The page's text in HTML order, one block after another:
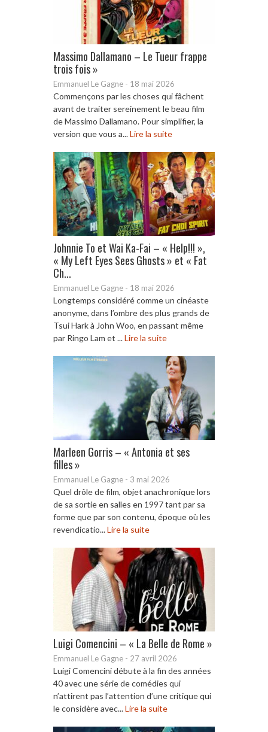
Massimo Dallamano – Le Tueur frappe
trois fois »
Emmanuel Le Gagne - 18 mai 2026
Commençons par les choses qui fâchent
avant de traiter sereinement le beau film
de Massimo Dallamano. Pour simplifier, la
version que vous a...Lire la suite
Johnnie To et Wai Ka-Fai – « Help!!! »,
« My Left Eyes Sees Ghosts » et « Fat
Ch...
Emmanuel Le Gagne - 18 mai 2026
Longtemps considéré comme un cinéaste
anonyme, dans l’ombre des plus grands de
Tsui Hark à John Woo, en passant même
par Ringo Lam et ...Lire la suite
Marleen Gorris – « Antonia et ses
filles »
Emmanuel Le Gagne - 3 mai 2026
Quel drôle de film, objet anachronique lors
de sa sortie en salles en 1997 tant par sa
forme que par son contenu, époque où les
revendicatio...Lire la suite
Luigi Comencini – « La Belle de Rome »
Emmanuel Le Gagne - 27 avril 2026
Luigi Comencini débute à la fin des années
40 avec une série de comédies qui
n’attirent pas l’attention d’une critique qui
le considère avec...Lire la suite